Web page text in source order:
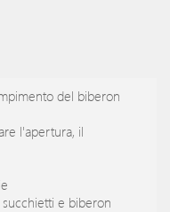
del biberon
l'apertura, il
e biberon